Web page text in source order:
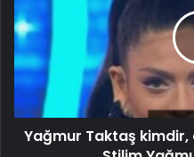
Yağmur Taktaş kimdir,